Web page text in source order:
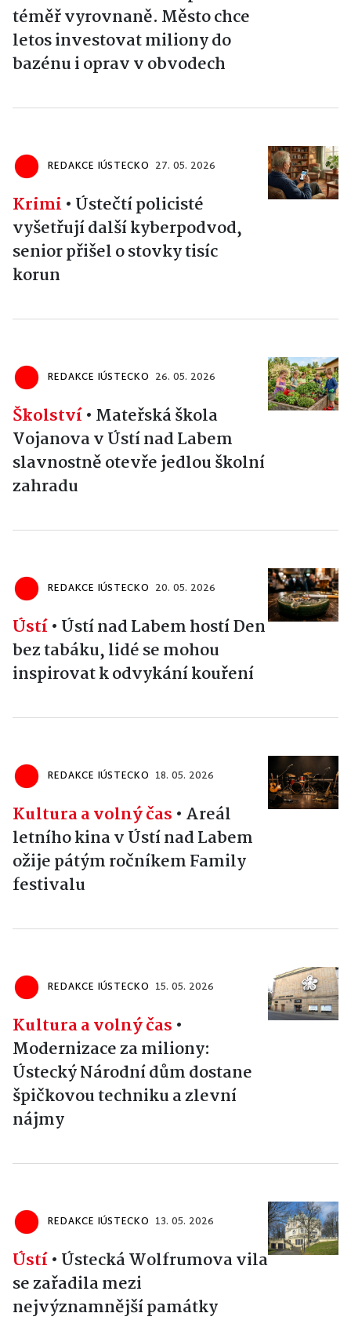
téměř vyrovnaně. Město chce
letos investovat miliony do
bazénu i oprav v obvodech
REDAKCE IÚSTECKO 27. 05. 2026
Krimi • Ústečtí policisté
vyšetřují další kyberpodvod,
senior přišel o stovky tisíc
korun
REDAKCE IÚSTECKO 26. 05. 2026
Školství• Mateřská škola
Vojanova v Ústí nad Labem
slavnostně otevře jedlou školní
zahradu
REDAKCE IÚSTECKO 20. 05. 2026
Ústí• Ústí nad Labem hostí Den
bez tabáku, lidé se mohou
inspirovat k odvykání kouření
REDAKCE IÚSTECKO 18. 05. 2026
Kultura a volný čas • Areál
letního kina v Ústí nad Labem
ožije pátým ročníkem Family
festivalu
REDAKCE IÚSTECKO 15. 05. 2026
Kultura a volný čas •
Modernizace za miliony:
Ústecký Národní dům dostane
špičkovou techniku a zlevní
nájmy
REDAKCE IÚSTECKO 13. 05. 2026
Ústí• Ústecká Wolfrumova vila
se zařadila mezi
nejvýznamnější památky